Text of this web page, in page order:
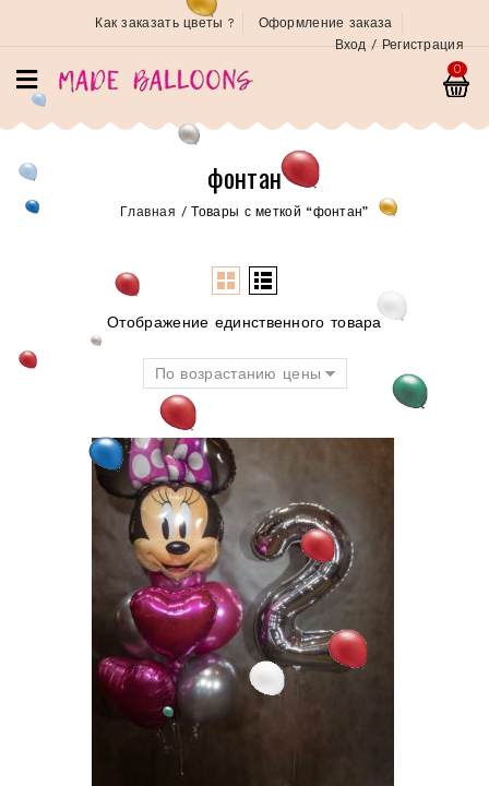
Как заказать цветы ?
Оформление заказа
Вход / Регистрация
0
фонтан
Главная /Товары с меткой “фонтан”
Отображение единственного товара
По возрастанию цены